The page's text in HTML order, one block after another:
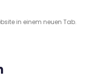
in einem neuen Tab.